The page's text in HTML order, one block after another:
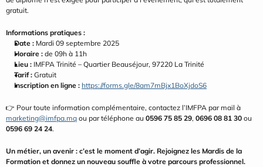
gratuit.
Informations pratiques :
Date : Mardi 09 septembre 2025
Horaire : de 09h à 11h
Lieu : IMFPA Trinité – Quartier Beauséjour, 97220 La Trinité
Tarif : Gratuit
Inscription en ligne : https://forms.gle/8am7mBjx1BoXjdoS6
marketing@imfpa.mq ou par téléphone au 0596 75 85 29, 0696 08 81 30
0596 69 24 24.
Un métier, un avenir : c’est le moment d’agir. Rejoignez les Mardis de la
Formation et donnez un nouveau souffle à votre parcours professionnel.